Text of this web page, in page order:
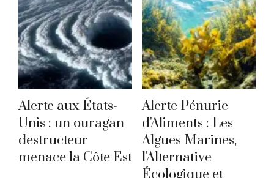
Alerte aux États-
Unis : un ouragan
destructeur
menace la Côte Est
Alerte Pénurie
d'Aliments : Les
Algues Marines,
l'Alternative
Écologique et